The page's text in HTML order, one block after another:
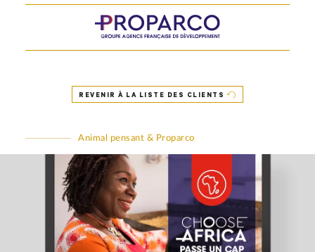
REVENIR À LA LISTE DES CLIENTS
Animal pensant & Proparco